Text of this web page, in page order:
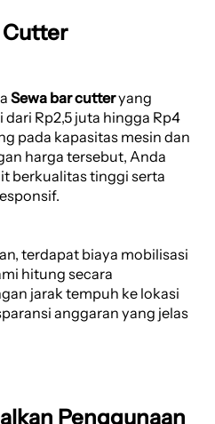
Cutter
Sewa bar cutteryang
Rp2,5 juta hingga Rp4
pada kapasitas mesin dan
harga tersebut, Anda
berkualitas tinggi serta
terdapat biaya mobilisasi
hitung secara
jarak tempuh ke lokasi
anggaran yang jelas
Penggunaan